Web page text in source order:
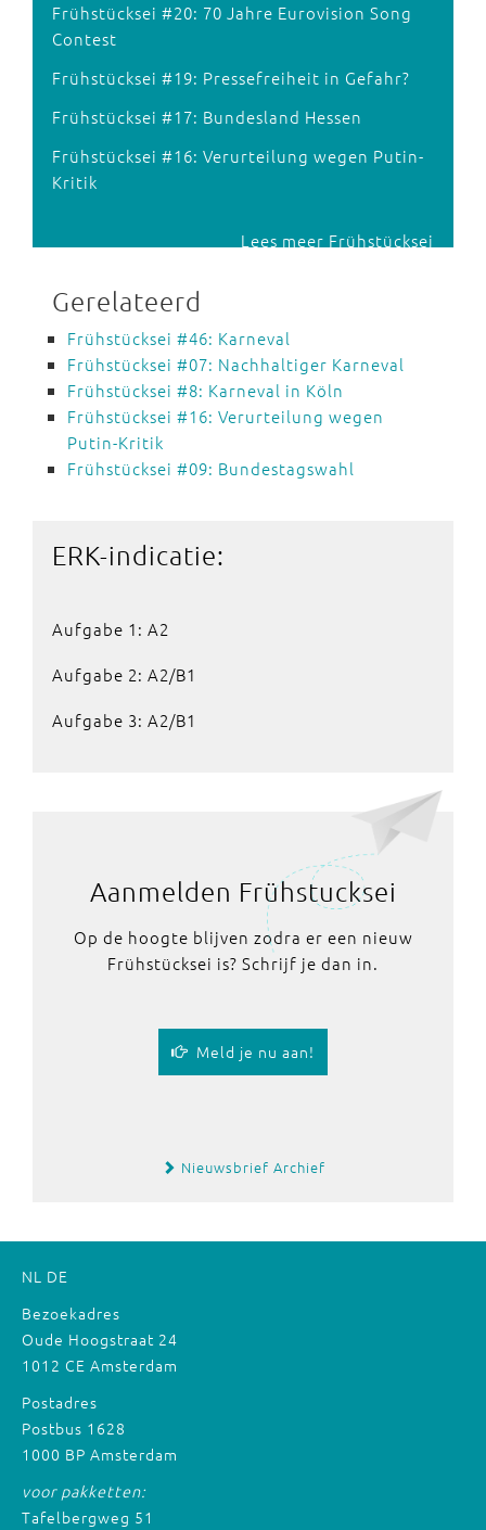
Frühstücksei #20: 70 Jahre Eurovision Song
Contest
Frühstücksei #19: Pressefreiheit in Gefahr?
Frühstücksei #17: Bundesland Hessen
Frühstücksei #16: Verurteilung wegen Putin-
Kritik
Lees meer Frühstücksei
Gerelateerd
Frühstücksei #46: Karneval
Frühstücksei #07: Nachhaltiger Karneval
Frühstücksei #8: Karneval in Köln
Frühstücksei #16: Verurteilung wegen
Putin-Kritik
Frühstücksei #09: Bundestagswahl
ERK-indicatie:
Aufgabe 1: A2
Aufgabe 2: A2/B1
Aufgabe 3: A2/B1
Aanmelden Frühstucksei
Op de hoogte blijven zodra er een nieuw
Frühstücksei is? Schrijf je dan in.
Meld je nu aan!
Nieuwsbrief Archief
NL DE
Bezoekadres
Oude Hoogstraat 24
1012 CE Amsterdam
Postadres
Postbus 1628
1000 BP Amsterdam
voor pakketten:
Tafelbergweg 51